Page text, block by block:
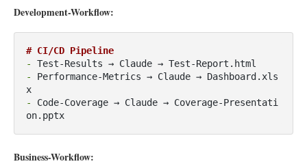
Development-Workflow:
# CI/CD Pipeline
-
- Performance-Metrics → Claude → Dashboard.xls
- Code-Coverage → Claude → Coverage-Presentati
on.pptx
Business-Workflow: